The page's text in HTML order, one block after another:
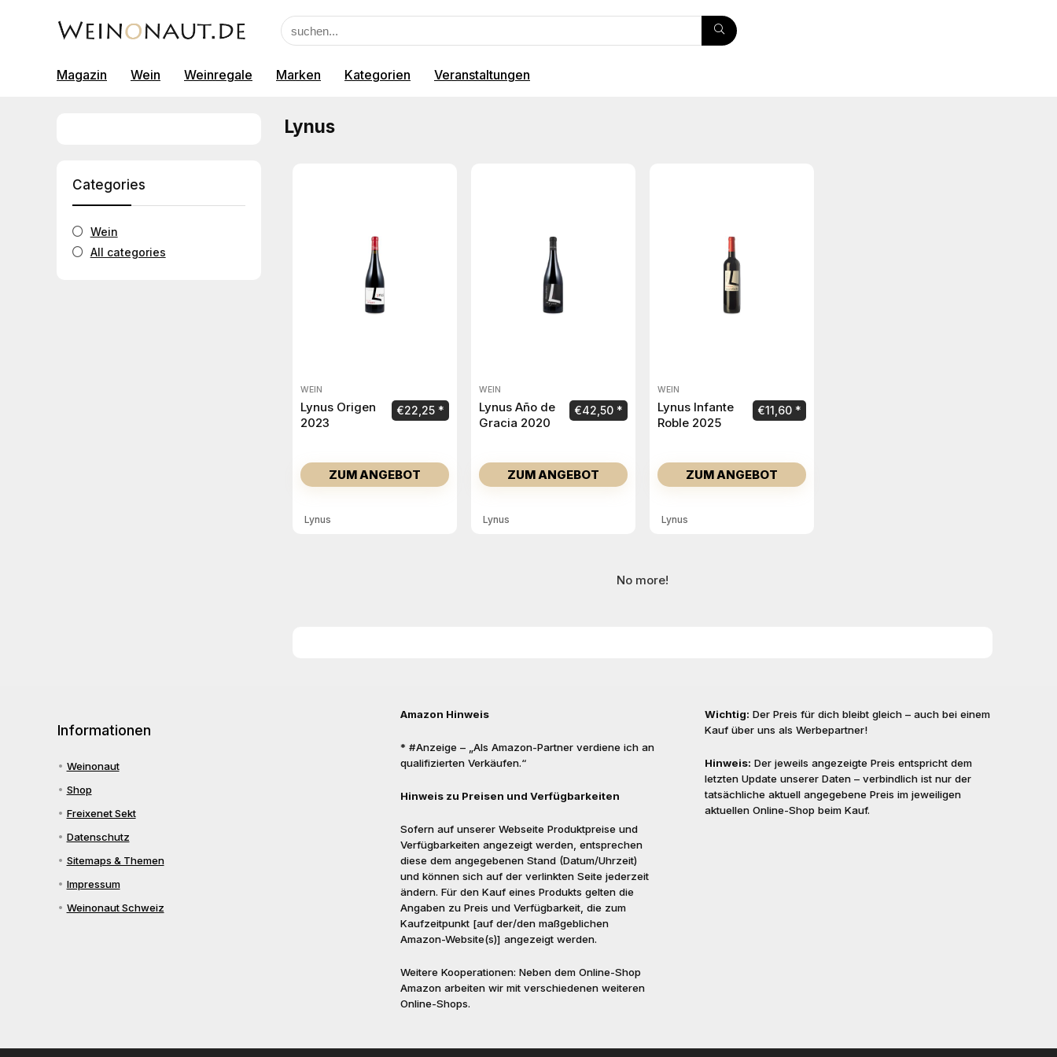
Magazin Wein Weinregale Marken Kategorien Veranstaltungen
Lynus
Categories
Wein
All categories
WEIN
Lynus Origen
2023
€22,25
ZUM ANGEBOT
Lynus
WEIN
Lynus Año de
Gracia 2020
€42,50
ZUM ANGEBOT
Lynus
WEIN
Lynus Infante
Roble 2025
€11,60
ZUM ANGEBOT
Lynus
No more!
Informationen
Weinonaut
Shop
Freixenet Sekt
Datenschutz
Sitemaps & Themen
Impressum
Weinonaut Schweiz
Amazon Hinweis
* #Anzeige – „Als Amazon-Partner verdiene ich an
qualifizierten Verkäufen.“
Hinweis zu Preisen und Verfügbarkeiten
Sofern auf unserer Webseite Produktpreise und
Verfügbarkeiten angezeigt werden, entsprechen
diese dem angegebenen Stand (Datum/Uhrzeit)
und können sich auf der verlinkten Seite jederzeit
ändern. Für den Kauf eines Produkts gelten die
Angaben zu Preis und Verfügbarkeit, die zum
Kaufzeitpunkt [auf der/den maßgeblichen
Amazon-Website(s)] angezeigt werden.
Weitere Kooperationen: Neben dem Online-Shop
Amazon arbeiten wir mit verschiedenen weiteren
Online-Shops.
Wichtig: Der Preis für dich bleibt gleich – auch bei einem
Kauf über uns als Werbepartner!
Hinweis: Der jeweils angezeigte Preis entspricht dem
letzten Update unserer Daten – verbindlich ist nur der
tatsächliche aktuell angegebene Preis im jeweiligen
aktuellen Online-Shop beim Kauf.